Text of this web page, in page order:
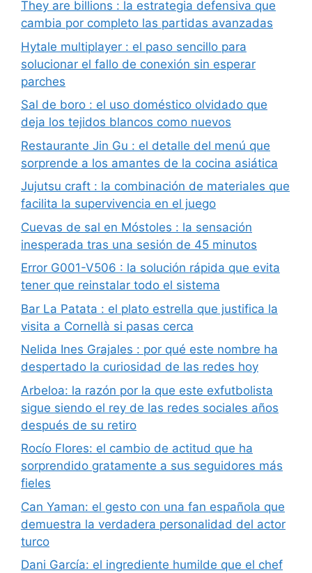
They are billions : la estrategia defensiva que
cambia por completo las partidas avanzadas
Hytale multiplayer : el paso sencillo para
solucionar el fallo de conexión sin esperar
parches
Sal de boro : el uso doméstico olvidado que
deja los tejidos blancos como nuevos
Restaurante Jin Gu : el detalle del menú que
sorprende a los amantes de la cocina asiática
Jujutsu craft : la combinación de materiales que
facilita la supervivencia en el juego
Cuevas de sal en Móstoles : la sensación
inesperada tras una sesión de 45 minutos
Error G001-V506 : la solución rápida que evita
tener que reinstalar todo el sistema
Bar La Patata : el plato estrella que justifica la
visita a Cornellà si pasas cerca
Nelida Ines Grajales : por qué este nombre ha
despertado la curiosidad de las redes hoy
Arbeloa: la razón por la que este exfutbolista
sigue siendo el rey de las redes sociales años
después de su retiro
Rocío Flores: el cambio de actitud que ha
sorprendido gratamente a sus seguidores más
fieles
Can Yaman: el gesto con una fan española que
demuestra la verdadera personalidad del actor
turco
Dani García: el ingrediente humilde que el chef